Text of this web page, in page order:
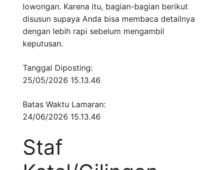
lowongan. Karena itu, bagian-bagian berikut
disusun supaya Anda bisa membaca detailnya
dengan lebih rapi sebelum mengambil
keputusan.
Tanggal Diposting:
25/05/2026 15.13.46
Batas Waktu Lamaran:
24/06/2026 15.13.46
Staf